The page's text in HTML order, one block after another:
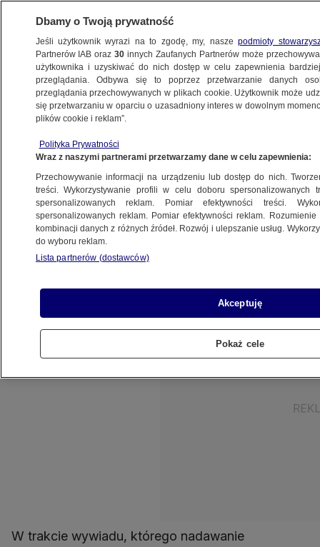
ŚWIAT
21.09.2007, 22:40Aktualizacja:22.09.2007, 02:20
Udostępnij
Chorujący od ponad roku przywódca
komunistycznej Kuby Fidel Castro wystąpił w
piątek wieczorem w kubańskiej telewizji
W trakcie wywiadu, którego nadawanie
Dbamy o Twoją prywatność
Jeśli użytkownik wyrazi na to zgodę, my, naszepodmioty
Partnerów IAB oraz30 innych Zaufanych Partnerów może
użytkownika i uzyskiwać do nich dostęp w celu zapewnienia
przeglądania. Odbywa się to poprzez przetwarzanie danych
przeglądania przechowywanych w plikach cookie. Użytkownik może
się przetwarzaniu w oparciu o uzasadniony interes w dowolnym
plików cookie i reklam”.
Polityka Prywatności
Wraz z naszymi partnerami przetwarzamy dane w celu zapewnienia:
Przechowywanie informacji na urządzeniu lub dostęp do nich.
treści. Wykorzystywanie profili w celu doboru spersonalizowanych
spersonalizowanych reklam. Pomiar efektywności treści.
spersonalizowanych reklam. Pomiar efektywności reklam.
kombinacji danych z różnych źródeł. Rozwój i ulepszanie usług.
do wyboru reklam.
Lista partnerów (dostawców)
Akceptuję
Pokaż cele